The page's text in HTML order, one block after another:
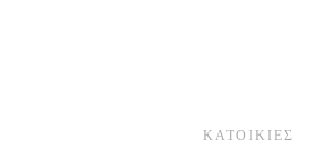
ΚΑΤΟΙΚΙΕΣ